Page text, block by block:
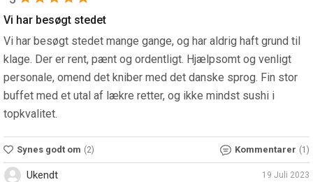
Vi har besøgt stedet
Vi har besøgt stedet mange gange, og har aldrig haft grund til
klage. Der er rent, pænt og ordentligt. Hjælpsomt og venligt
personale, omend det kniber med det danske sprog. Fin stor
buffet med et utal af lækre retter, og ikke mindst sushi i
topkvalitet.
Synes godt om (2) Kommentarer (1)
Ukendt 19 Juli 2023